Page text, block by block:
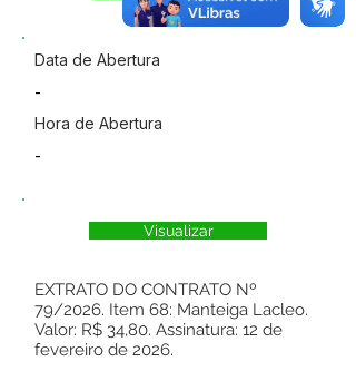
Data de Abertura
-
Hora de Abertura
-
Visualizar
EXTRATO DO CONTRATO Nº
79/2026. Item 68: Manteiga Lacleo.
Valor: R$ 34,80. Assinatura: 12 de
fevereiro de 2026.